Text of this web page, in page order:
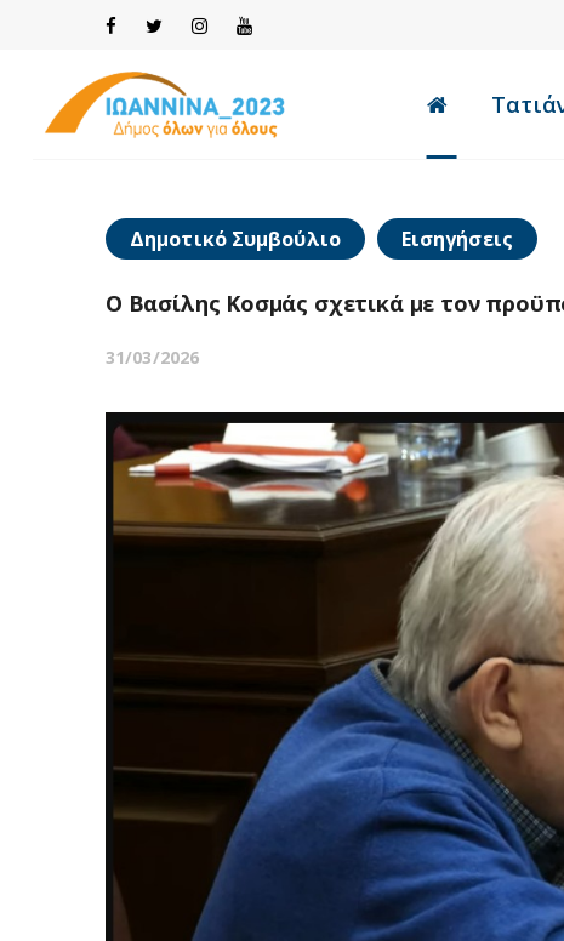
Δημοτικό Συμβούλιο Εισηγήσεις
Ο Βασίλης Κοσμάς σχετικά με τον
31/03/2026